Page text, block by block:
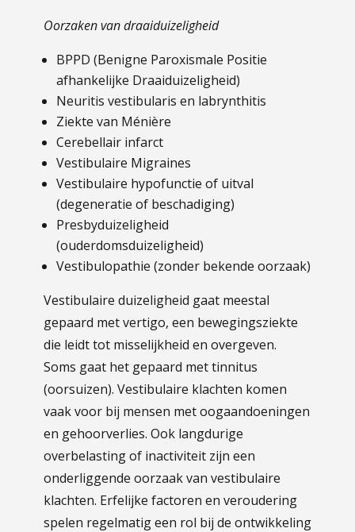
Oorzaken van draaiduizeligheid
BPPD (Benigne Paroxismale Positie
afhankelijke Draaiduizeligheid)
Neuritis vestibularis en labrynthitis
Ziekte van Ménière
Cerebellair infarct
Vestibulaire Migraines
Vestibulaire hypofunctie of uitval
(degeneratie of beschadiging)
Presbyduizeligheid
(ouderdomsduizeligheid)
Vestibulopathie (zonder bekende oorzaak)
Vestibulaire duizeligheid gaat meestal
gepaard met vertigo, een bewegingsziekte
die leidt tot misselijkheid en overgeven.
Soms gaat het gepaard met tinnitus
(oorsuizen). Vestibulaire klachten komen
vaak voor bij mensen met oogaandoeningen
en gehoorverlies. Ook langdurige
overbelasting of inactiviteit zijn een
onderliggende oorzaak van vestibulaire
klachten. Erfelijke factoren en veroudering
spelen regelmatig een rol bij de ontwikkeling